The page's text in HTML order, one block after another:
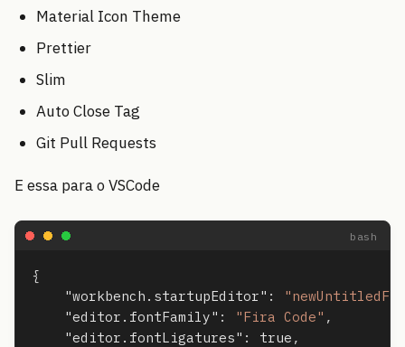
Material Icon Theme
Prettier
Slim
Auto Close Tag
Git Pull Requests
E essa para o VSCode
{
"workbench.startupEditor" :
"editor.fontFamily" : "Fira Code" ,
"editor.fontLigatures" : true ,